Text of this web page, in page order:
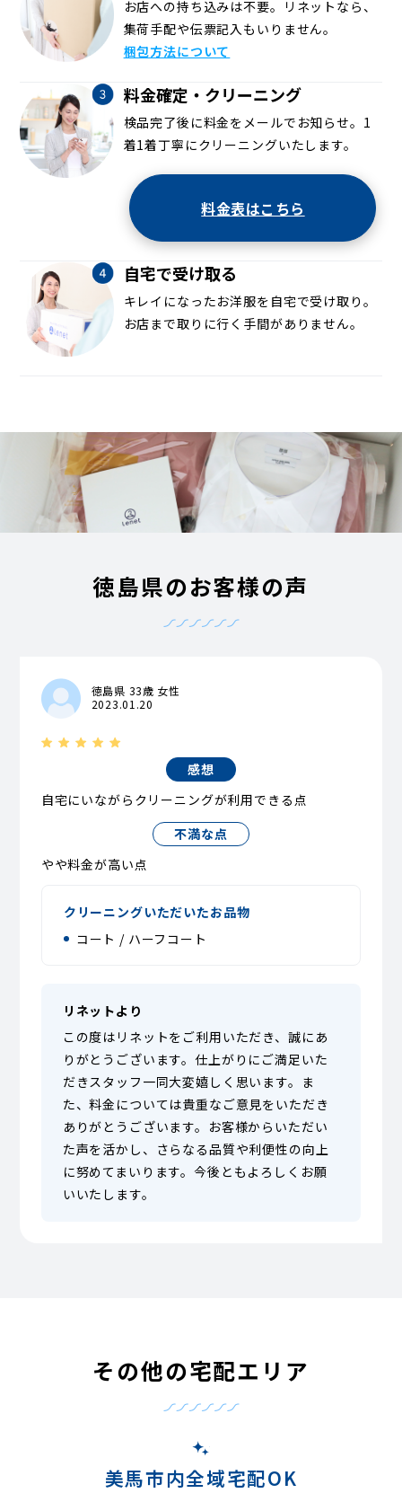
お店への持ち込みは不要。リネットなら、
集荷手配や伝票記入もいりません。
梱包方法について
料金確定・クリーニング
検品完了後に料金をメールでお知らせ。1
着1着丁寧にクリーニングいたします。
料金表はこちら
自宅で受け取る
キレイになったお洋服を自宅で受け取り。
お店まで取りに行く手間がありません。
徳島県のお客様の声
徳島県 33歳 女性
2023.01.20
感想
自宅にいながらクリーニングが利用できる点
不満な点
やや料金が高い点
クリーニングいただいたお品物
コート / ハーフコート
リネットより
この度はリネットをご利用いただき、誠にあ
りがとうございます。仕上がりにご満足いた
だきスタッフ一同大変嬉しく思います。ま
た、料金については貴重なご意見をいただき
ありがとうございます。お客様からいただい
た声を活かし、さらなる品質や利便性の向上
に努めてまいります。今後ともよろしくお願
いいたします。
その他の宅配エリア
美馬市内全域宅配OK